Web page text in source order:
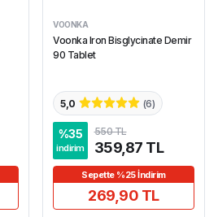
VOONKA
Voonka Iron Bisglycinate Demir
90 Tablet
5,0 (6)
%35
indirim
550 TL
359,87 TL
Sepette %25 İndirim
269,90 TL